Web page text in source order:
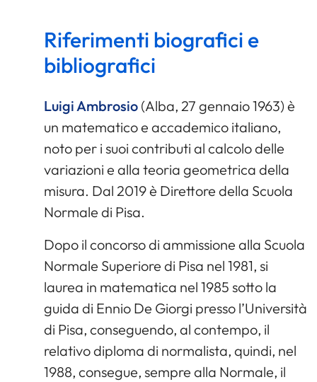
Riferimenti biografici e
bibliografici
Luigi Ambrosio (Alba, 27 gennaio 1963) è
un matematico e accademico italiano,
noto per i suoi contributi al calcolo delle
variazioni e alla teoria geometrica della
misura. Dal 2019 è Direttore della Scuola
Normale di Pisa.
Dopo il concorso di ammissione alla Scuola
Normale Superiore di Pisa nel 1981, si
laurea in matematica nel 1985 sotto la
guida di Ennio De Giorgi presso l’Università
di Pisa, conseguendo, al contempo, il
relativo diploma di normalista, quindi, nel
1988, consegue, sempre alla Normale, il